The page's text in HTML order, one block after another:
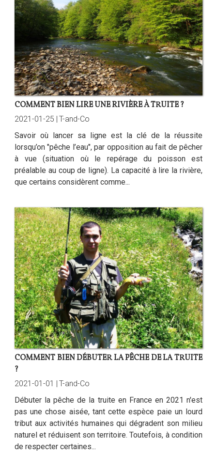
COMMENT BIEN LIRE UNE RIVIÈRE À TRUITE ?
2021-01-25 | T-and-Co
Savoir où lancer sa ligne est la clé de la réussite
lorsqu’on "pêche l’eau", par opposition au fait de pêcher
à vue (situation où le repérage du poisson est
préalable au coup de ligne). La capacité à lire la rivière,
que certains considèrent comme...
COMMENT BIEN DÉBUTER LA PÊCHE DE LA TRUITE
?
2021-01-01 |
T-and-Co
Débuter la pêche de la truite en France en 2021 n'est
pas une chose aisée, tant cette espèce paie un lourd
tribut aux activités humaines qui dégradent son milieu
naturel et réduisent son territoire. Toutefois, à condition
de respecter certaines...